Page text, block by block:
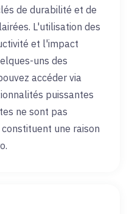
de durabilité et de
L'utilisation des
et l'impact
uns des
accéder via
puissantes
ne sont pas
une raison